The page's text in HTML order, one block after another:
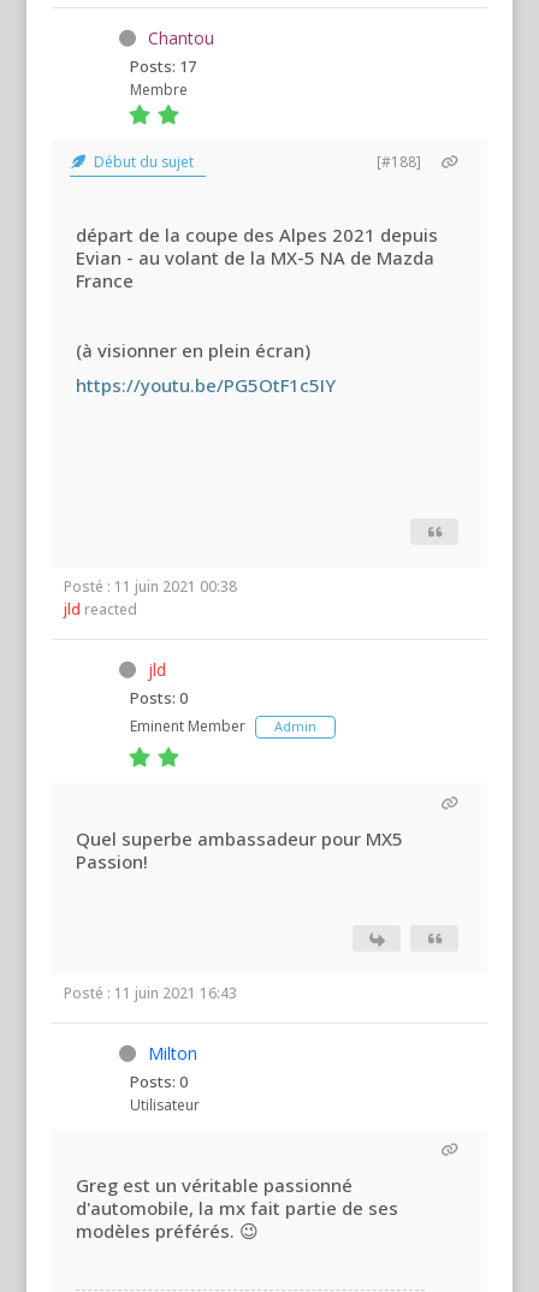
Chantou
Posts: 17
Membre
Début du sujet [#188]
départ de la coupe des Alpes 2021 depuis
Evian - au volant de la MX-5 NA de Mazda
France
(à visionner en plein écran)
https://youtu.be/PG5OtF1c5IY
Posté : 11 juin 2021 00:38
jld reacted
jld
Posts: 0
Eminent Member Admin
Quel superbe ambassadeur pour MX5
Passion!
Posté : 11 juin 2021 16:43
Milton
Posts: 0
Utilisateur
Greg est un véritable passionné
d'automobile, la mx fait partie de ses
modèles préférés. 😉